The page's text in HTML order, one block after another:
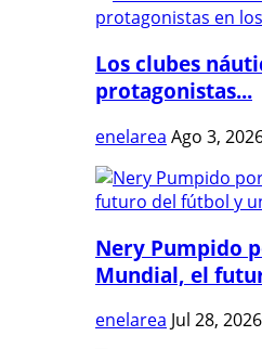
Los clubes
protagonistas...
enelarea Ago 3,
Nery Pumpido
Mundial, el
enelarea Jul 28, 2026